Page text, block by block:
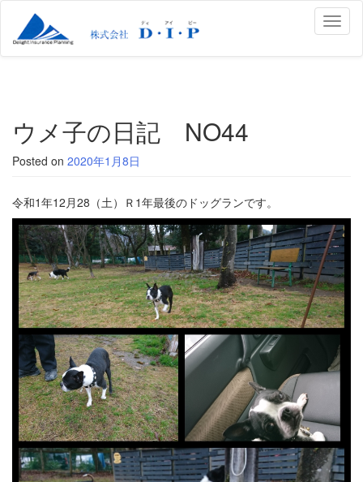
ウメ子の日記 NO44
Posted on 2020年1月8日
令和1年12月28（土）Ｒ1年最後のドッグランです。